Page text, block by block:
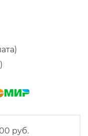
руб.